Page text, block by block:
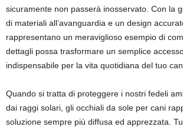
sicuramente non passerà inosservato. Con la
di materiali all’avanguardia e un design
rappresentano un meraviglioso esempio di
dettagli possa trasformare un semplice
indispensabile per la vita quotidiana del tuo
Quando si tratta di proteggere i nostri fedeli
dai raggi solari, gli occhiali da sole per cani
soluzione sempre più diffusa ed apprezzata.